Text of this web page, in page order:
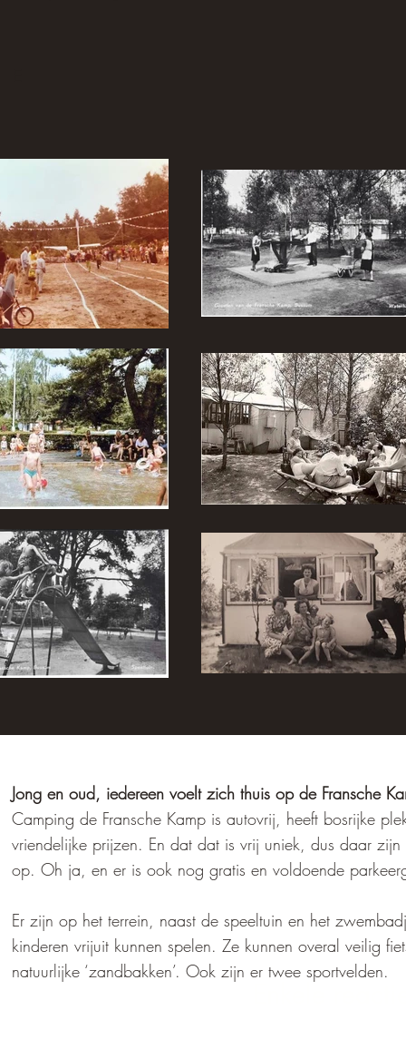
Jong en oud, iedereen voelt zich thuis op de Fransche
Camping de Fransche Kamp is autovrij, heeft bosrijke
vriendelijke prijzen. En dat dat is vrij uniek, dus daar
op. Oh ja, en er is ook nog gratis en voldoende
Er zijn op het terrein, naast de speeltuin en het
kinderen vrijuit kunnen spelen. Ze kunnen overal veilig
natuurlijke ‘zandbakken’. Ook zijn er twee sportvelden.
Enkele